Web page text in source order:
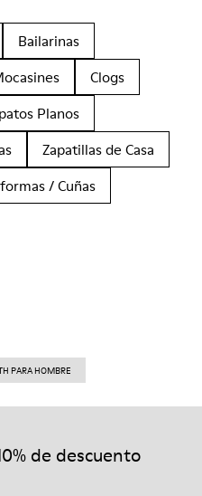
Bailarinas
Clogs
Planos
Zapatillas de Casa
/ Cuñas
PARA HOMBRE
de descuento